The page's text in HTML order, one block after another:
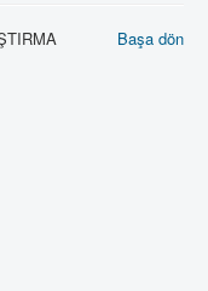
Başa dön